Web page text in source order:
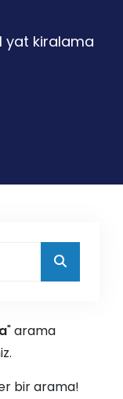
yat kiralama
" arama
bir arama!